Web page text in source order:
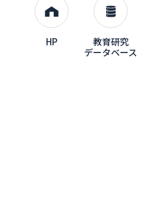
HP
教育研究
データベース